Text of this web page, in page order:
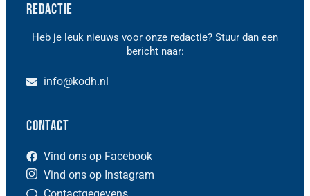
Redactie
Heb je leuk nieuws voor onze redactie? Stuur dan een
bericht naar:
info@kodh.nl
Contact
Vind ons op Facebook
Vind ons op Instagram